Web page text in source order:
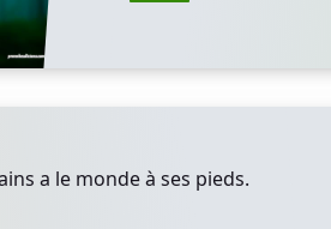
a le monde à ses pieds.